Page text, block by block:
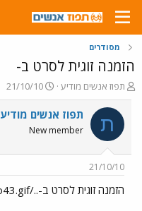
מסודרים
הזמנה זוגית לסרט ב-
פ
ו
ת
ח
ה
ו
ש
א
תפוז אנשים מודיע
פ
ו
ר
ם
ר
21/10/10
ת תפוז אנשים מודיע
New member
21/10/10
הזמנה זוגית לסרט ב-../images/Emo43.gif